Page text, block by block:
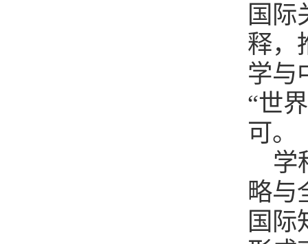
国际
释，
学与
“世
可。
学
略与
国际